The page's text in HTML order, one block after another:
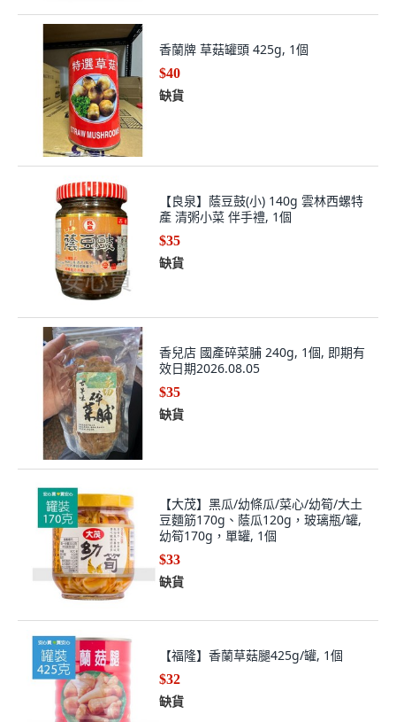
香蘭牌 草菇罐頭 425g, 1個
$40
缺貨
【良泉】蔭豆鼓(小) 140g 雲林西螺特
產 清粥小菜 伴手禮, 1個
$35
缺貨
香兒店 國產碎菜脯 240g, 1個, 即期有
效日期2026.08.05
$35
缺貨
【大茂】黑瓜/幼條瓜/菜心/幼筍/大土
豆麵筋170g、蔭瓜120g，玻璃瓶/罐,
幼筍170g，單罐, 1個
$33
缺貨
【福隆】香蘭草菇腿425g/罐, 1個
$32
缺貨